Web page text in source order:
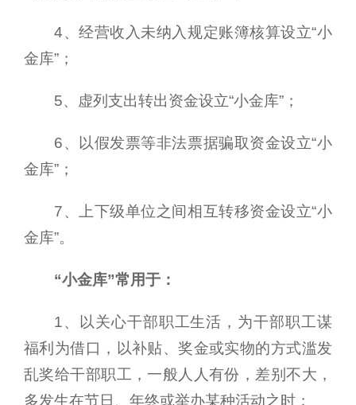
4、经营收入未纳入规定账簿核算设立“小
金库”；
5、虚列支出转出资金设立“小金库”；
6、以假发票等非法票据骗取资金设立“小
金库”；
7、上下级单位之间相互转移资金设立“小
金库”。
“小金库”常用于：
1、以关心干部职工生活，为干部职工谋
福利为借口，以补贴、奖金或实物的方式滥发
乱奖给干部职工，一般人人有份，差别不大，
多发生在节日、年终或举办某种活动之时；